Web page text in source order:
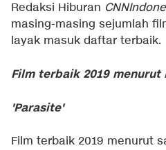
Redaksi Hiburan
masing-masing sejumlah
layak masuk daftar terbaik.
Film terbaik 2019 menurut
'Parasite'
Film terbaik 2019 menurut